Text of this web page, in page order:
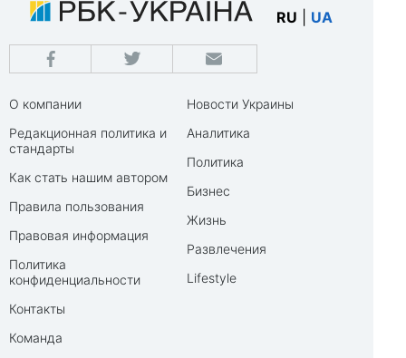
RU UA
О компании
Редакционная политика и
стандарты
Как стать нашим автором
Правила пользования
Правовая информация
Политика
конфиденциальности
Контакты
Команда
Новости Украины
Аналитика
Политика
Бизнес
Жизнь
Развлечения
Lifestyle